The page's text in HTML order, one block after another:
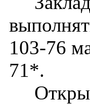
103-76
71*.